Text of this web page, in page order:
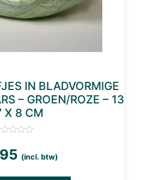
IN BLADVORMIGE
– GROEN/ROZE – 13
X 8 CM
(incl. btw)